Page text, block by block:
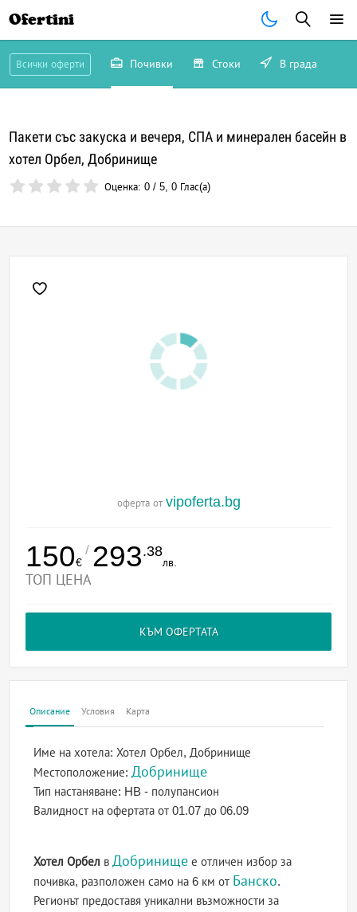
Ofertini
Всички оферти Почивки Стоки В града
Пакети със закуска и вечеря, СПА и минерален басейн в
хотел Орбел, Добринище
Оценка:0 /5,0 Глас(а)
оферта от vipoferta.bg
150€
/ 293.38
лв.
ТОП ЦЕНА
КЪМ ОФЕРТАТА
Описание Условия Карта
Име на хотела: Хотел Орбел, Добринище
Местоположение: Добринище
Тип настаняване: HB - полупансион
Валидност на офертатаот 01.07 до 06.09
Хотел Орбел в Добринище е отличен избор за
почивка, разположен само на 6 км от Банско.
Регионът предоставя уникални възможности за